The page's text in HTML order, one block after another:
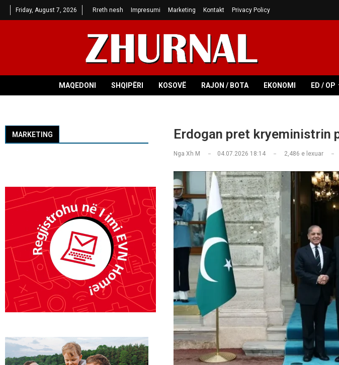
Friday, August 7, 2026 Rreth nesh Impresumi Marketing Kontakt Privacy Policy
MAQEDONI SHQIPËRI KOSOVË RAJON / BOTA EKONOMI ED / OP
Erdogan pret kryeministrin
Nga Xh M 04.07.2026 18:14 2,486 e lexuar
MARKETING